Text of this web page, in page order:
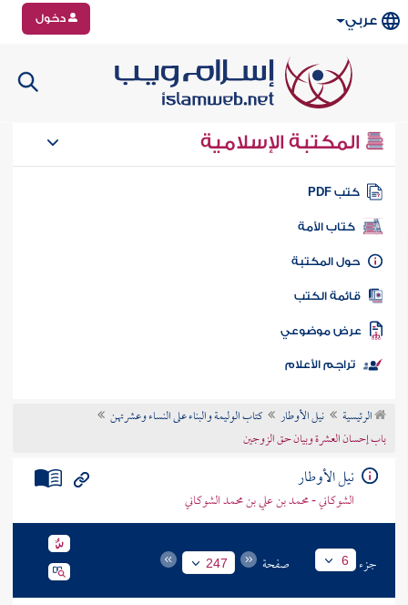
عربي دخول
المكتبة الإسلامية
كتب PDF
كتاب الأمة
المكتبة
الكتب
موضوعي
تراجم الأعلام
الرئيسية نيل الأوطار
كتاب الوليمة والبناء على النساء وعشرتهن
باب إحسان العشرة وبيان حق الزوجين
نيل الأوطار
الشوكاني - محمد بن علي بن محمد الشوكاني
جزء 6 صفحة 247